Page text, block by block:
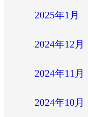
2025年1月
2024年12月
2024年11月
2024年10月